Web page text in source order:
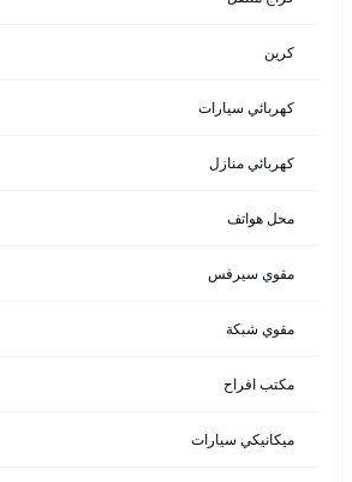
كرين
كهربائي سيارات
كهربائي منازل
محل هواتف
مقوي سيرفس
مقوي شبكة
مكتب افراح
ميكانيكي سيارات